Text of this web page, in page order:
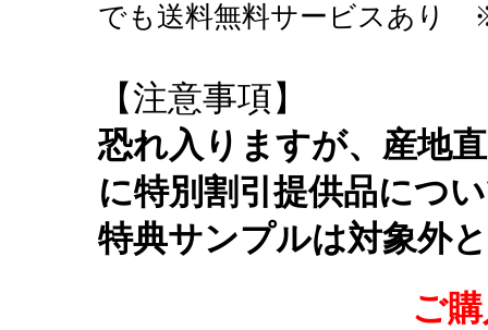
でも送料無料サービスあり
【注意事項】
恐れ入りますが、産地
に特別割引提供品につ
特典サンプルは対象外
ご